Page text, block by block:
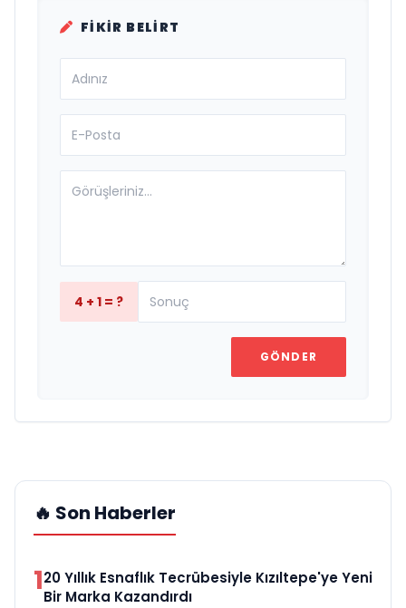
FIKIR BELIRT
4 + 1 = ?
GÖNDER
🔥 Son Haberler
120 Yıllık Esnaflık Tecrübesiyle Kızıltepe'ye Yeni
Bir Marka Kazandırdı